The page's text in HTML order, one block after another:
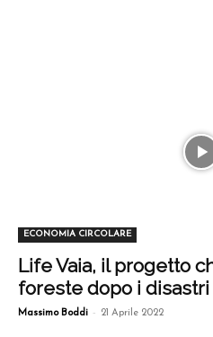
ECONOMIA CIRCOLARE
Life Vaia, il progetto
foreste dopo i disastri
Massimo Boddi - 21 Aprile 2022